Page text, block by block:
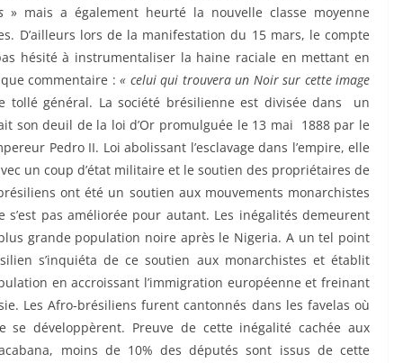
» mais a également heurté la nouvelle classe moyenne
D’ailleurs lors de la manifestation du 15 mars, le compte
hésité à instrumentaliser la haine raciale en mettant en
commentaire : « celui qui trouvera un Noir sur cette image
général. La société brésilienne est divisée dans un
son deuil de la loi d’Or promulguée le 13 mai 1888 par le
Pedro II. Loi abolissant l’esclavage dans l’empire, elle
un coup d’état militaire et le soutien des propriétaires de
ont été un soutien aux mouvements monarchistes
pas améliorée pour autant. Les inégalités demeurent
grande population noire après le Nigeria. A un tel point
s’inquiéta de ce soutien aux monarchistes et établit
en accroissant l’immigration européenne et freinant
Les Afro-brésiliens furent cantonnés dans les favelas où
développèrent. Preuve de cette inégalité cachée aux
moins de 10% des députés sont issus de cette